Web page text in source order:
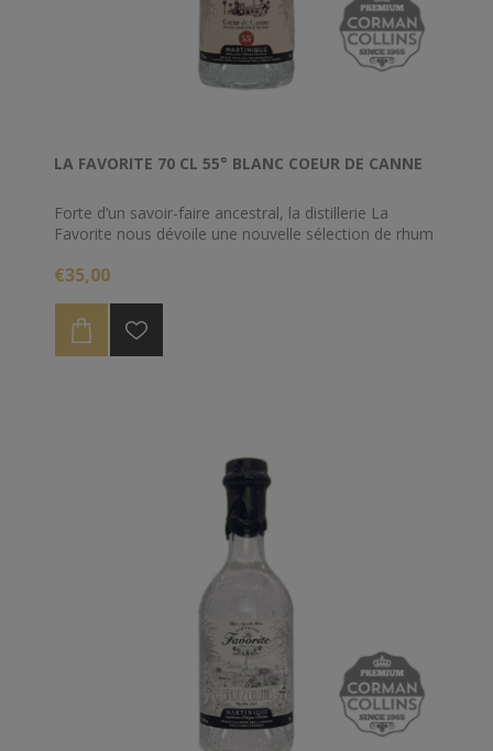
LA FAVORITE 70 CL 55° BLANC COEUR DE CANNE
Forte d’un savoir-faire ancestral, la distillerie La
Favorite nous dévoile une nouvelle sélection de rhum
mise en bouteille, La Favorite opère selon des
éco-responsable et environnementale jusque dans le
choix de ses emballages. Ses bouteilles sont en verre
recyclé et ses étiquettes en cane fiber (95% de fibre
€35,00